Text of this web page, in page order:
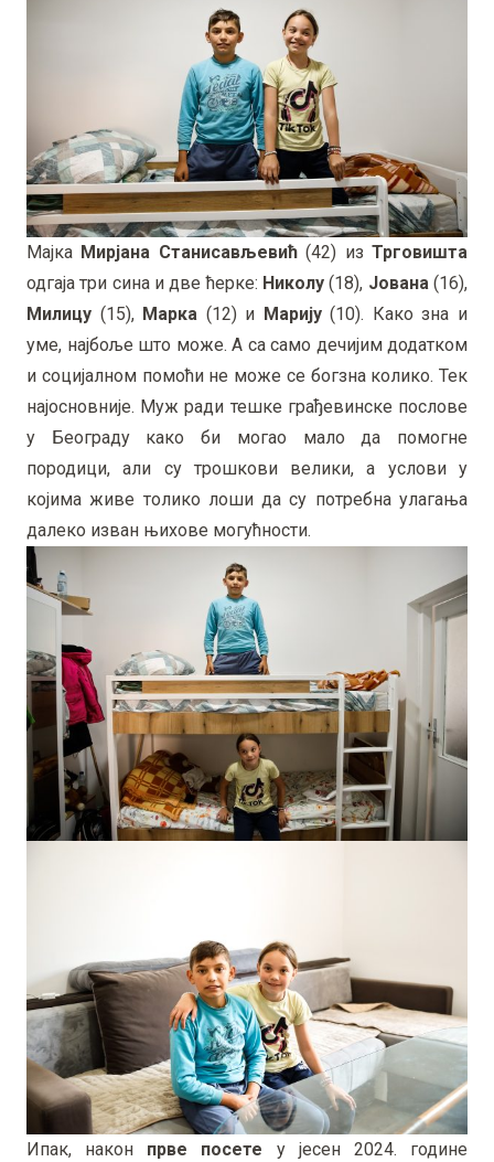
Мајка Мирјана Станисављевић(42) изТрговишта
одгаја три сина и две ћерке: Николу (18), Јована(16),
Милицу (15), Марка (12) и Марију(10). Како зна и
уме, најбоље што може. А са само дечијим додатком
и социјалном помоћи не може се богзна колико. Тек
најосновније. Муж ради тешке грађевинске послове
у Београду како би могао мало да помогне
породици, али су трошкови велики, а услови у
којима живе толико лоши да су потребна улагања
далеко изван њихове могућности.
Ипак, након прве посете у јесен 2024. године